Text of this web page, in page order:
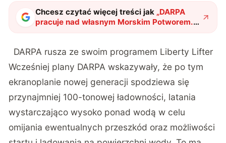
Chcesz czytać więcej treści jak „DARPA
pracuje nad własnym Morskim Potworem.
Program Liberty Lifter to umożliwi"?
DARPA rusza ze swoim programem Liberty Lifter
Wcześniej plany DARPA wskazywały, że po tym
ekranoplanie nowej generacji spodziewa się
przynajmniej 100-tonowej ładowności, latania
wystarczająco wysoko ponad wodą w celu
omijania ewentualnych przeszkód oraz możliwości